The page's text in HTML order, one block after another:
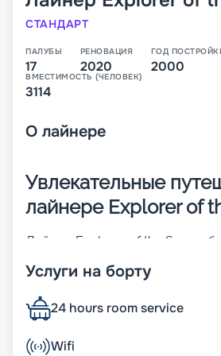
СТАНДАРТ
ПАЛУБЫ
17
РЕНОВАЦИЯ
2020
ГОД
2000
ВМЕСТИМОСТЬ (ЧЕЛОВЕК)
3114
О лайнере
Увлекательные
лайнере Explorer of
Лайнер Explorer of the Seas –
а уже через 15 лет
островам, Средиземному морю
его характеристики:
• ширина – 48 м;
• длина – 311 м;
Услуги на борту
24 hours room service
Wifi